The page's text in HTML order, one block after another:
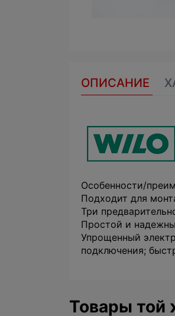
ОПИСАНИЕ
Особенности/
Подходит для
Три
Простой и
Упрощенный
подключения;
Товары той